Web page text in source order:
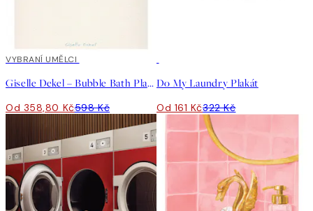
40%*
VYBRANÍ UMĚLCI
Giselle Dekel – Bubble Bath Plakát
Od 358,80 Kč598 Kč
Do My Laundry Plakát
Od 161 Kč322 Kč